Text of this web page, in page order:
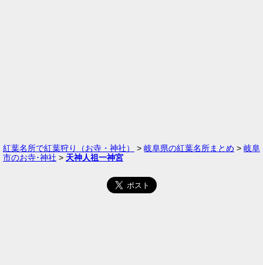
紅葉名所で紅葉狩り（お寺・神社） > 岐阜県の紅葉名所まとめ > 岐阜
市のお寺･神社 > 天神人祖一神宮